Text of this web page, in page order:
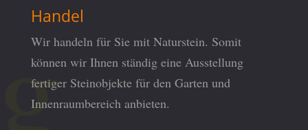
Handel
Wir handeln für Sie mit Naturstein. Somit
können wir Ihnen ständig eine Ausstellung
fertiger Steinobjekte für den Garten und
Innenraumbereich anbieten.